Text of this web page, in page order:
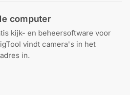
computer
kijk- en beheersoftware voor
vindt camera's in het
in.